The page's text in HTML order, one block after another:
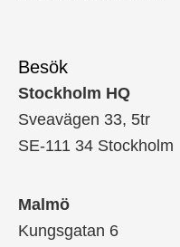
Besök
Stockholm HQ
Sveavägen 33, 5tr
SE-111 34 Stockholm
Malmö
Kungsgatan 6